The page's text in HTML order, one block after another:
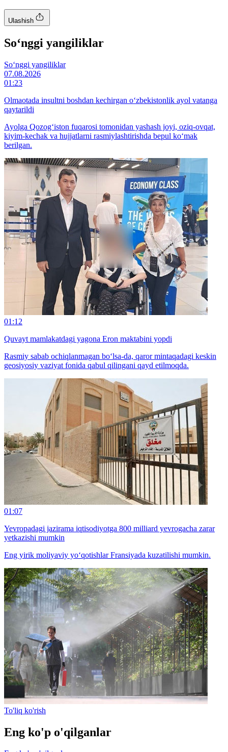
Ulashish
So‘nggi yangiliklar
So‘nggi yangiliklar
07.08.2026
01:23
Olmaotada insultni boshdan kechirgan o‘zbekistonlik ayol vatanga
qaytarildi
Ayolga Qozog‘iston fuqarosi tomonidan yashash joyi, oziq-ovqat,
kiyim-kechak va hujjatlarni rasmiylashtirishda bepul ko‘mak
berilgan.
01:12
Quvayt mamlakatdagi yagona Eron maktabini yopdi
Rasmiy sabab ochiqlanmagan bo‘lsa-da, qaror mintaqadagi keskin
geosiyosiy vaziyat fonida qabul qilingani qayd etilmoqda.
01:07
Yevropadagi jazirama iqtisodiyotga 800 milliard yevrogacha zarar
yetkazishi mumkin
Eng yirik moliyaviy yo‘qotishlar Fransiyada kuzatilishi mumkin.
To'liq ko'rish
Eng ko'p o'qilganlar